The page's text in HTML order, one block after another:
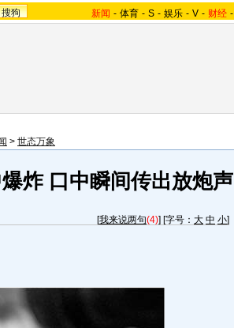
搜狗 新闻 - 体育 - S - 娱乐 - V - 财经 -
> 世态万象
炸 口中瞬间传出放炮声
[我来说两句(4)] [字号： 大 中 小]